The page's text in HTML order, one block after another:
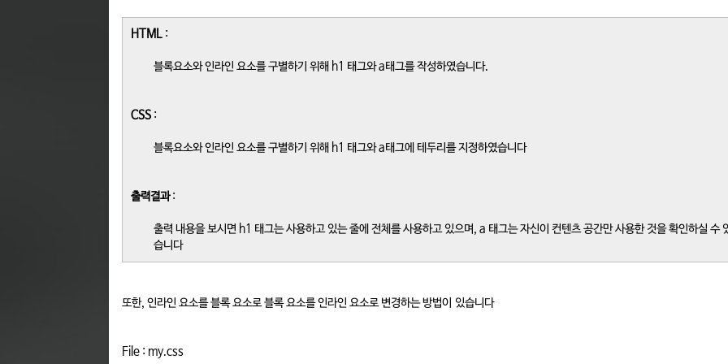
HTML :
블록요소와 인라인 요소를 구별하기 위해 h1 태그와 a태그를 작성하였습니다.
CSS :
블록요소와 인라인 요소를 구별하기 위해 h1 태그와 a태그에 테두리를 지정하였습니다
출력결과:
출력 내용을 보시면 h1 태그는 사용하고 있는 줄에 전체를 사용하고 있으며, a 태그는 자신이 컨텐츠 공간만 사용한 것을 확인하실 수
습니다
또한, 인라인 요소를 블록 요소로 블록 요소를 인라인 요소로 변경하는 방법이 있습니다
File : my.css